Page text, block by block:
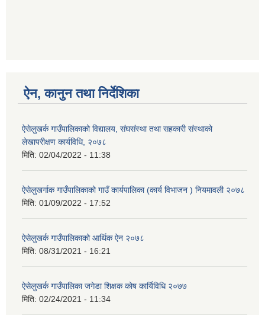
ऐन, कानुन तथा निर्देशिका
ऐसेलुखर्क गाउँपालिकाको विद्यालय, संघसंस्था तथा सहकारी संस्थाको
लेखापरीक्षण कार्यविधि, २०७८
मिति: 02/04/2022 - 11:38
ऐसेलुखर्गाक गाउँपालिकाको गाउँ कार्यपालिका (कार्य विभाजन ) नियमावली २०७८
मिति: 01/09/2022 - 17:52
ऐसेलुखर्क गाउँपालिकाको आर्थिक ऐन २०७८
मिति: 08/31/2021 - 16:21
ऐसेलुखर्क गाउँपालिका जगेडा शिक्षक कोष कार्यिविधि २०७७
मिति: 02/24/2021 - 11:34